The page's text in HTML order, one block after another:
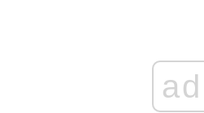
ad